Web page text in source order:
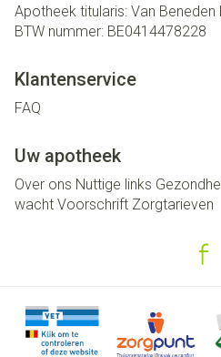
Apotheek titularis: Van Beneden
BTW nummer: BE0414478228
Klantenservice
FAQ
Uw apotheek
Over ons Nuttige links
wacht Voorschrift Zorgtarieven